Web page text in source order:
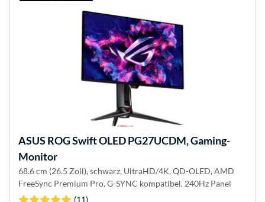
ASUS ROG Swift OLED PG27UCDM, Gaming-
Monitor
68.6 cm (26.5 Zoll), schwarz, UltraHD/4K, QD-OLED, AMD
FreeSync Premium Pro, G-SYNC kompatibel, 240Hz Panel
(11)